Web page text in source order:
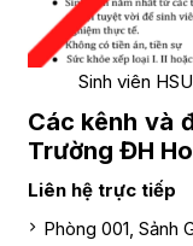
Sinh viên
Các kênh và
Trường ĐH
Liên hệ trực tiếp
Phòng 001, Sảnh